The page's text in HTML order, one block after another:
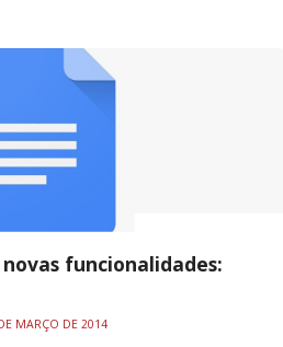
funcionalidades:
MARÇO DE 2014